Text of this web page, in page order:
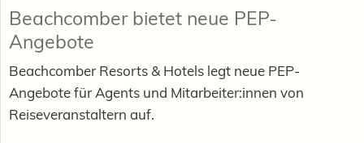
Beachcomber bietet neue PEP-
Angebote
Beachcomber Resorts & Hotels legt neue PEP-
Angebote für Agents und Mitarbeiter:innen von
Reiseveranstaltern auf.